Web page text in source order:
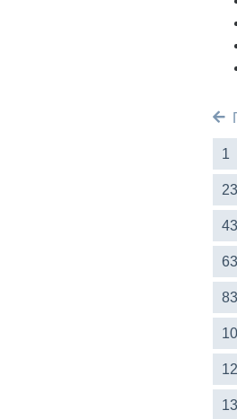
1
23
43
63
83